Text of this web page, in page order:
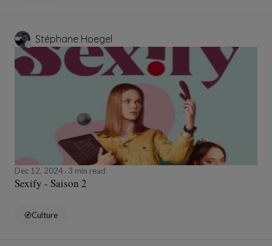
Stéphane Hoegel
Dec 12, 2024 3 min read
Sexify - Saison 2
Culture